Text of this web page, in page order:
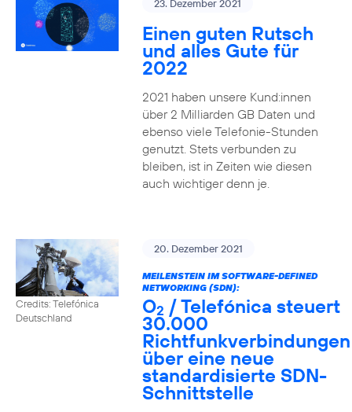
23. Dezember 2021
Einen guten Rutsch
und alles Gute für
2022
2021 haben unsere Kund:innen
über 2 Milliarden GB Daten und
ebenso viele Telefonie-Stunden
genutzt. Stets verbunden zu
bleiben, ist in Zeiten wie diesen
auch wichtiger denn je.
Credits: Telefónica
Deutschland
20. Dezember 2021
MEILENSTEIN IM SOFTWARE-DEFINED
NETWORKING (SDN):
O2 / Telefónica steuert
30.000
Richtfunkverbindungen
über eine neue
standardisierte SDN-
Schnittstelle